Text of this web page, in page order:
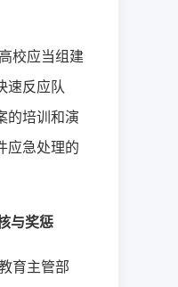
高校应当组建
速反应队
的培训和演
应急处理的
与奖惩
育主管部